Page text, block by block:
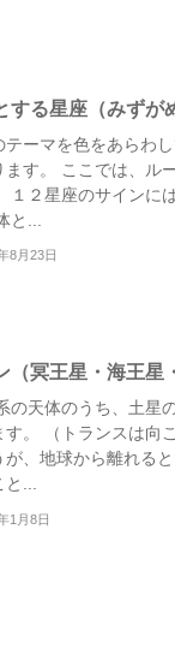
る星座（みずが
テーマを色をあらわ
す。 ここでは、ル
１２星座のサインに
...
8月23日
（冥王星・海王星
の天体のうち、土星
。 （トランスは向
、地球から離れる
と...
1月8日